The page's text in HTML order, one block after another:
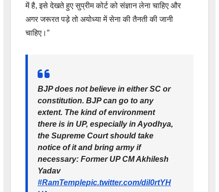
में है, इसे देखते हुए सुप्रीम कोर्ट को संज्ञान लेना चाहिए और
अगर जरूरत पड़े तो अयोध्या में सेना की तैनती की जानी
चाहिए।”
BJP does not believe in either SC or
constitution. BJP can go to any
extent. The kind of environment
there is in UP, especially in Ayodhya,
the Supreme Court should take
notice of it and bring army if
necessary: Former UP CM Akhilesh
Yadav
#RamTemplepic.twitter.com/dil0rtYH